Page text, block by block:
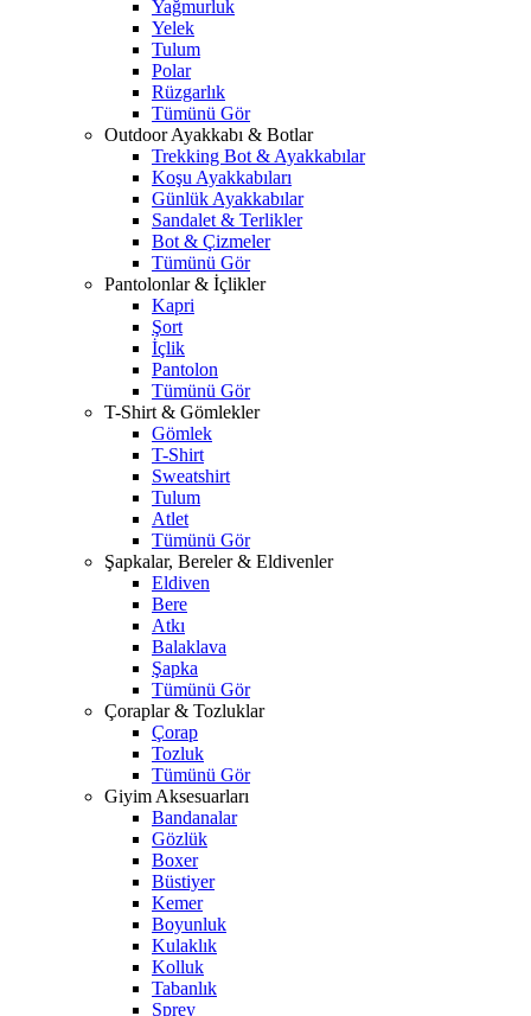
Yağmurluk
Yelek
Tulum
Polar
Rüzgarlık
Tümünü Gör
Outdoor Ayakkabı & Botlar
Trekking Bot & Ayakkabılar
Koşu Ayakkabıları
Günlük Ayakkabılar
Sandalet & Terlikler
Bot & Çizmeler
Tümünü Gör
Pantolonlar & İçlikler
Kapri
Şort
İçlik
Pantolon
Tümünü Gör
T-Shirt & Gömlekler
Gömlek
T-Shirt
Sweatshirt
Tulum
Atlet
Tümünü Gör
Şapkalar, Bereler & Eldivenler
Eldiven
Bere
Atkı
Balaklava
Şapka
Tümünü Gör
Çoraplar & Tozluklar
Çorap
Tozluk
Tümünü Gör
Giyim Aksesuarları
Bandanalar
Gözlük
Boxer
Büstiyer
Kemer
Boyunluk
Kulaklık
Kolluk
Tabanlık
Sprey